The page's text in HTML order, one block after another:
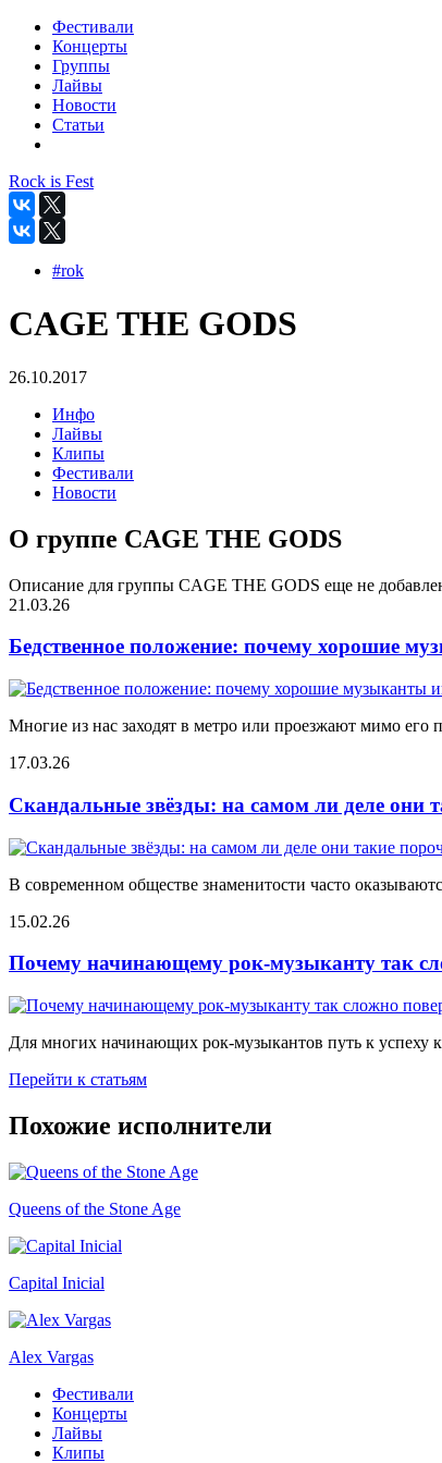
Фестивали
Концерты
Группы
Лайвы
Новости
Статьи
Rock is Fest
#rok
CAGE THE GODS
26.10.2017
Инфо
Лайвы
Клипы
Фестивали
Новости
О группе CAGE THE GODS
Описание для группы CAGE THE GODS еще не
21.03.26
Бедственное положение: почему хорошие
Многие из нас заходят в метро или проезжают мимо его
17.03.26
Скандальные звёзды: на самом ли деле они
В современном обществе знаменитости часто
15.02.26
Почему начинающему рок-музыканту так
Для многих начинающих рок-музыкантов путь к
Перейти к статьям
Похожие исполнители
Queens of the Stone Age
Capital Inicial
Alex Vargas
Фестивали
Концерты
Лайвы
Клипы